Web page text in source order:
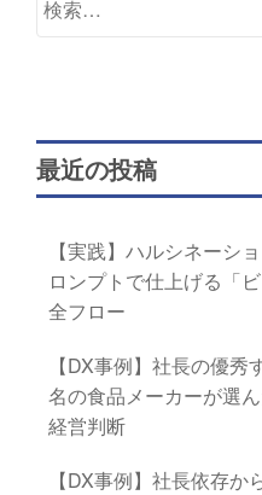
最近の投稿
【実践】ハルシネーシ
ロンプトで仕上げる「
全フロー
【DX事例】社長の優
名の食品メーカーが選
経営判断
【DX事例】社長依存